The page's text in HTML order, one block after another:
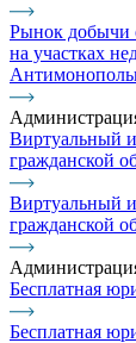
Рынок добычи
на участках
Виртуальный
гражданской
Виртуальный
гражданской
Бесплатная
Бесплатная